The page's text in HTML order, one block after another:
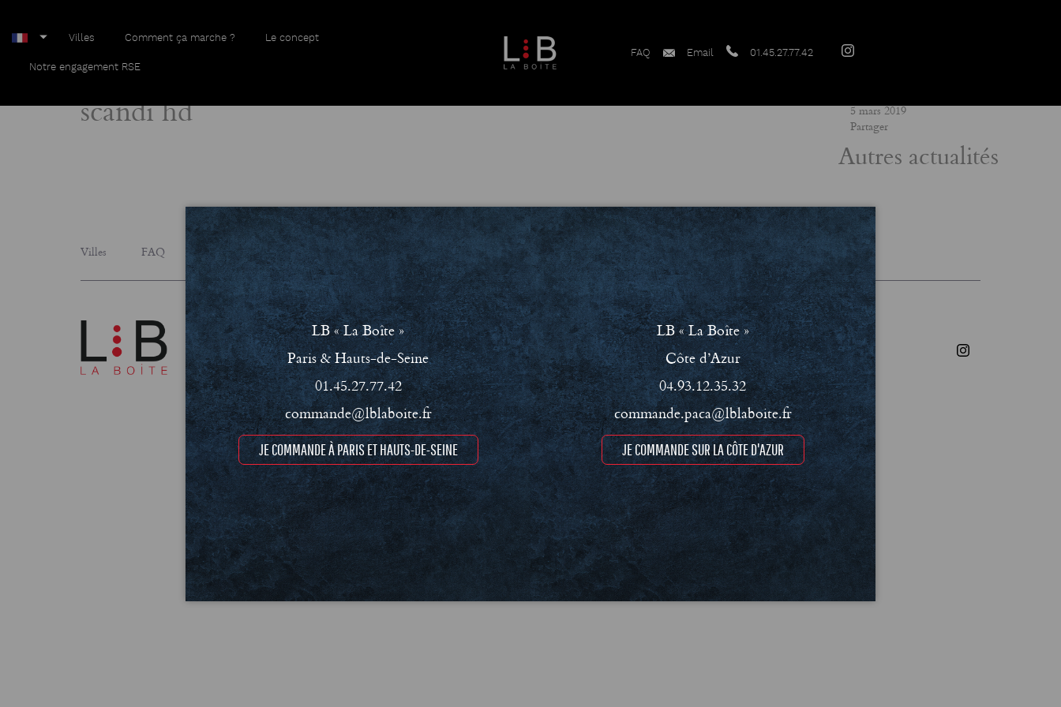
Villes Comment ça marche ? Le concept
Notre engagement RSE
FAQ Email 01.45.27.77.42
scandi hd
scandi hd
5 mars 2019
Partager
Autres actualités
Villes FAQ Le concept Notre engagement RSE Conditions Générales de Vente (CGV) Mentions légales et Politique de confidentialité
LB « La Boîte »
Paris & Hauts-de-Seine
01.45.27.77.42
commande@lblaboite.fr
JE COMMANDE À PARIS ET HAUTS-DE-SEINE
LB « La Boîte »
Côte d’Azur
04.93.12.35.32
commande.paca@lblaboite.fr
JE COMMANDE SUR LA CÔTE D'AZUR